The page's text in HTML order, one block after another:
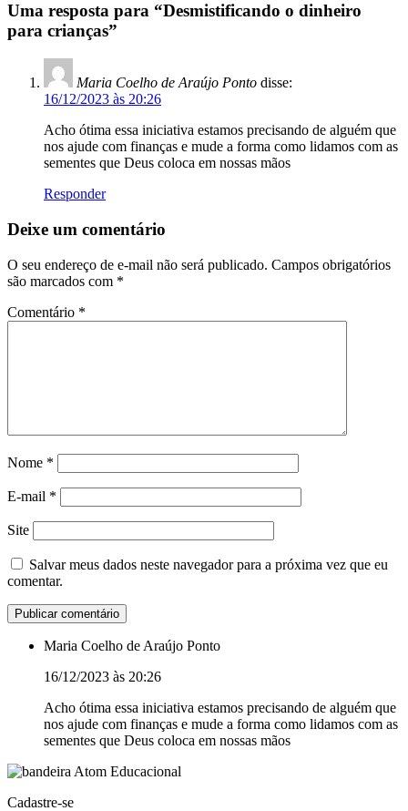
Uma resposta para “Desmistificando o dinheiro
para crianças”
Maria Coelho de Araújo Ponto disse:
16/12/2023 às 20:26
Acho ótima essa iniciativa estamos precisando de alguém que
nos ajude com finanças e mude a forma como lidamos com as
sementes que Deus coloca em nossas mãos
Responder
Deixe um comentário
O seu endereço de e-mail não será publicado. Campos obrigatórios
são marcados com *
Comentário *
Nome *
E-mail *
Site
Salvar meus dados neste navegador para a próxima vez que eu
comentar.
Maria Coelho de Araújo Ponto
16/12/2023 às 20:26
Acho ótima essa iniciativa estamos precisando de alguém que
nos ajude com finanças e mude a forma como lidamos com as
sementes que Deus coloca em nossas mãos
Cadastre-se